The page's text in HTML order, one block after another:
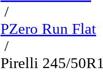
/
PZero Run Flat
/
Pirelli 245/